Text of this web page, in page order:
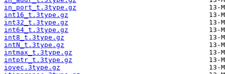
in_port_t.3type.gz
int16_t.3type.gz
int32_t.3type.gz
int64_t.3type.gz
int8_t.3type.gz
intN_t.3type.gz
intmax_t.3type.gz
intptr_t.3type.gz
iovec.3type.gz